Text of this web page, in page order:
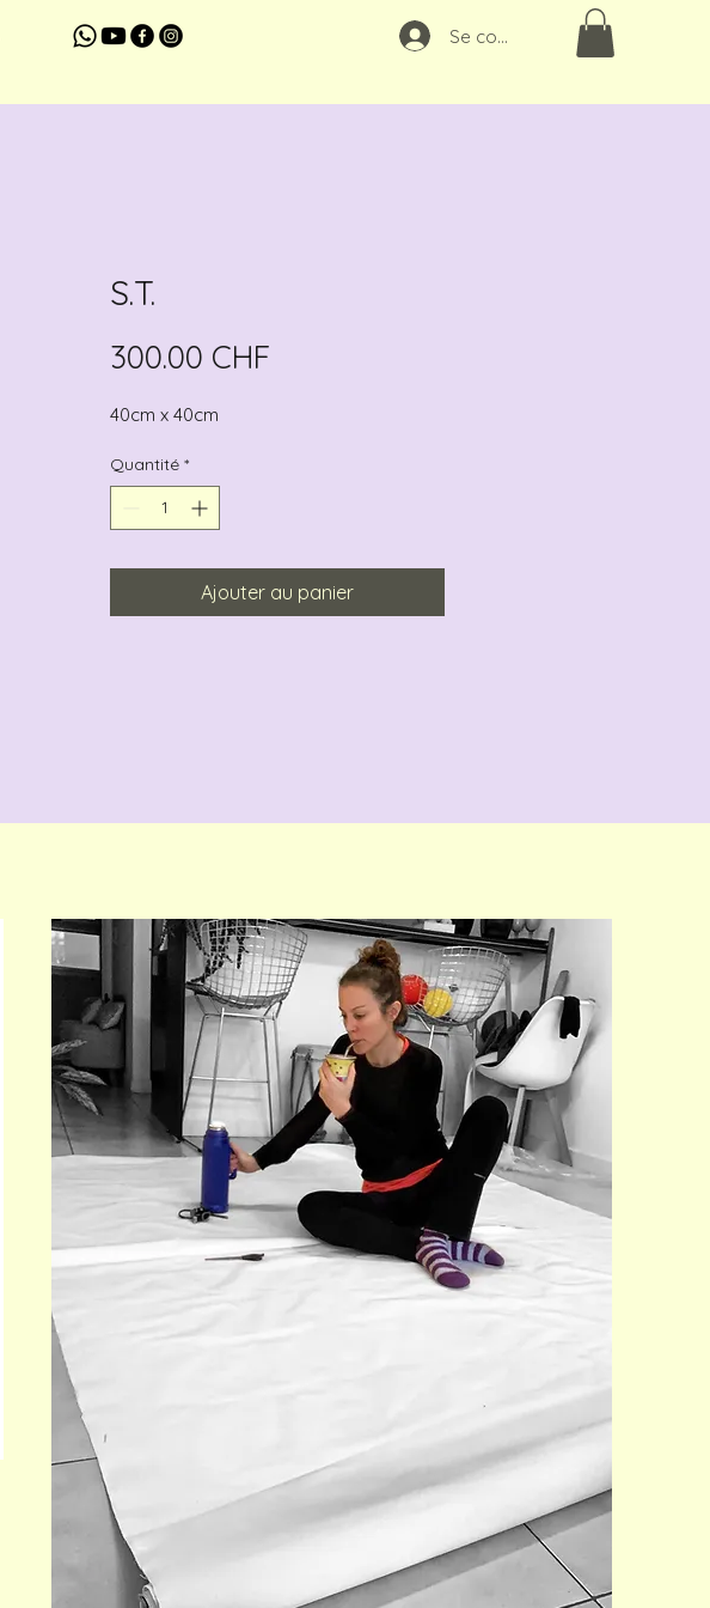
Se connecter
S.T.
300.00 CHF
40cm x 40cm
Quantité *
Ajouter au panier